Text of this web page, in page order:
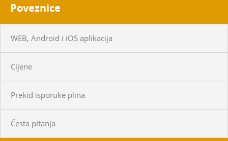
Poveznice
WEB, Android i iOS aplikacija
Cijene
Prekid isporuke plina
Česta pitanja